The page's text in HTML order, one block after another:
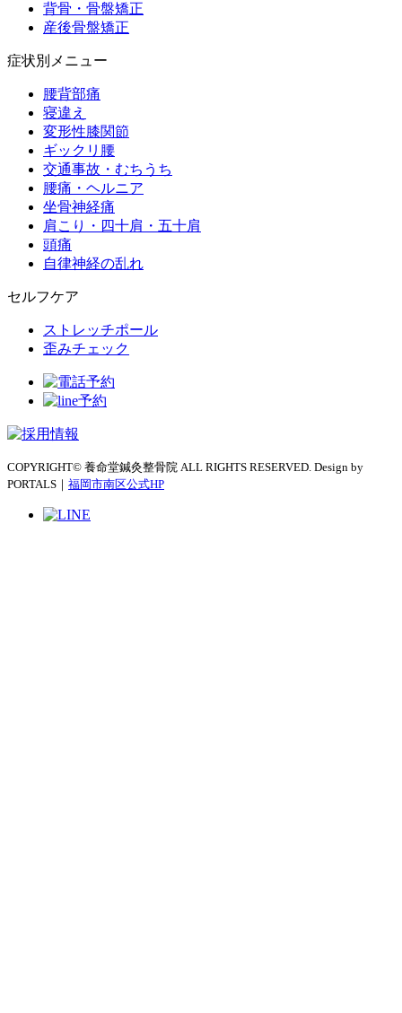
背骨・骨盤矯正
産後骨盤矯正
症状別メニュー
腰背部痛
寝違え
変形性膝関節
ギックリ腰
交通事故・むちうち
腰痛・ヘルニア
坐骨神経痛
肩こり・四十肩・五十肩
頭痛
自律神経の乱れ
セルフケア
ストレッチポール
歪みチェック
COPYRIGHT© 養命堂鍼灸整骨院 ALL RIGHTS RESERVED. Design by
PORTALS｜ 福岡市南区公式HP